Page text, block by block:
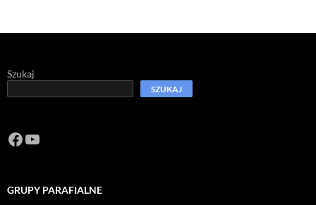
Szukaj
SZUKAJ
Facebook
https://www.youtube.com/channel/
GRUPY PARAFIALNE